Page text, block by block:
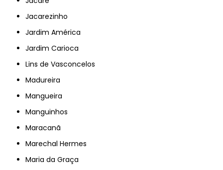
Jacarezinho
Jardim América
Jardim Carioca
Lins de Vasconcelos
Madureira
Mangueira
Manguinhos
Maracanã
Marechal Hermes
Maria da Graça